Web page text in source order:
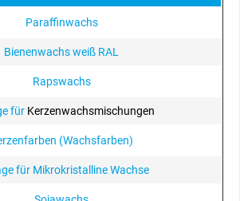
Paraffinwachs
Bienenwachs weiß RAL
Rapswachs
für Kerzenwachsmischungen
(Wachsfarben)
für Mikrokristalline Wachse